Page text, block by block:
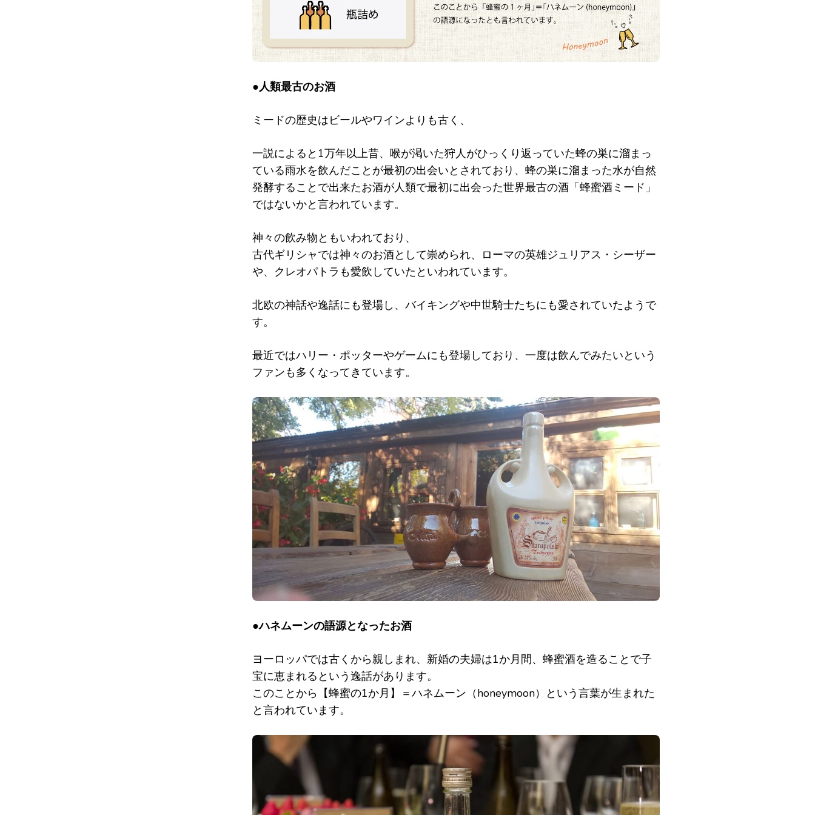
●人類最古のお酒
ミードの歴史はビールやワインよりも古く、
一説によると1万年以上昔、喉が渇いた狩人がひっくり返っていた蜂の巣に溜まっ
ている雨水を飲んだことが最初の出会いとされており、蜂の巣に溜まった水が自然
発酵することで出来たお酒が人類で最初に出会った世界最古の酒「蜂蜜酒ミード」
ではないかと言われています。
神々の飲み物ともいわれており、
古代ギリシャでは神々のお酒として崇められ、ローマの英雄ジュリアス・シーザー
や、クレオパトラも愛飲していたといわれています。
北欧の神話や逸話にも登場し、バイキングや中世騎士たちにも愛されていたようで
す。
最近ではハリー・ポッターやゲームにも登場しており、一度は飲んでみたいという
ファンも多くなってきています。
●ハネムーンの語源となったお酒
ヨーロッパでは古くから親しまれ、新婚の夫婦は1か月間、蜂蜜酒を造ることで子
宝に恵まれるという逸話があります。
このことから【蜂蜜の1か月】＝ハネムーン（honeymoon）という言葉が生まれた
と言われています。